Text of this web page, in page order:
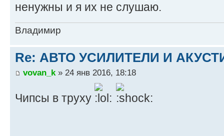
ненужны и я их не слушаю.
Владимир
Re: АВТО УСИЛИТЕЛИ И
vovan_k » 24 янв 2016, 18:18
Чипсы в труху